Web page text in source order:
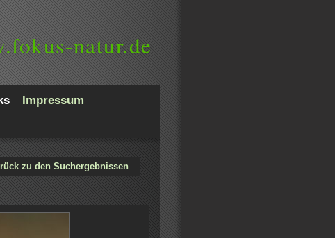
fokus-natur.de
Impressum
zu den Suchergebnissen